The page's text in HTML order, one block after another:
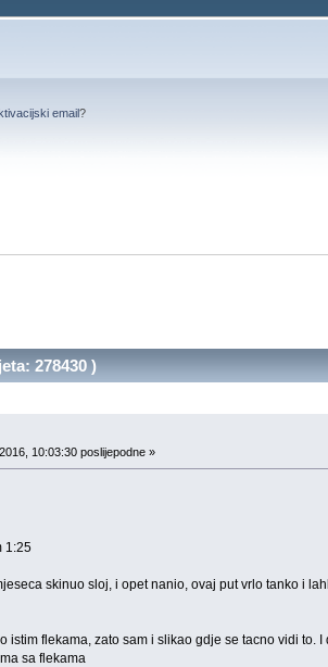
email?
278430 )
10:03:30 poslijepodne »
1:25
skinuo sloj, i opet nanio, ovaj put vrlo tanko i
istim flekama, zato sam i slikao gdje se tacno vidi
sa flekama